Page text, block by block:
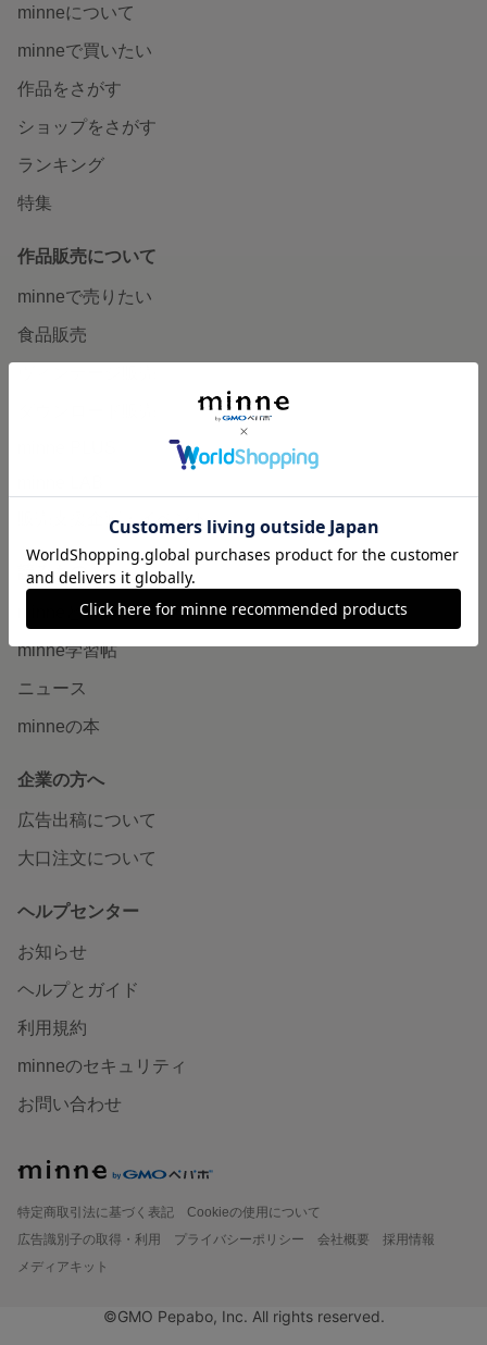
minneについて
minneで買いたい
作品をさがす
ショップをさがす
ランキング
特集
作品販売について
minneで売りたい
食品販売
販売支援企画・イベント
読みもの
minneとものづくりと
minne学習帖
ニュース
minneの本
企業の方へ
広告出稿について
大口注文について
ヘルプセンター
お知らせ
ヘルプとガイド
利用規約
minneのセキュリティ
お問い合わせ
特定商取引法に基づく表記
Cookieの使用について
広告識別子の取得・利用
プライバシーポリシー 会社概要
採用情報
メディアキット
©GMO Pepabo, Inc. All rights reserved.